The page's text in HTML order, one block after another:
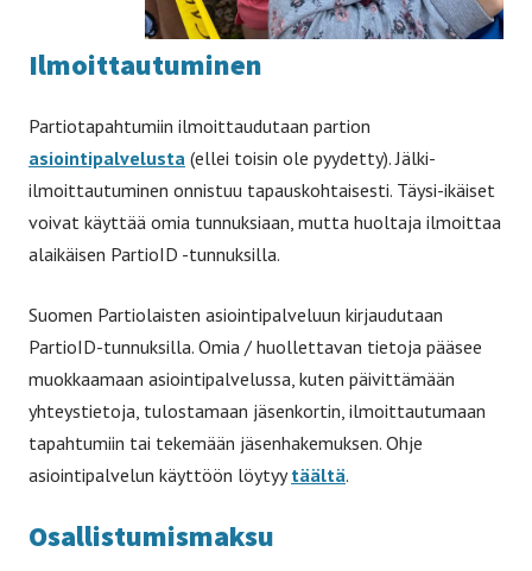
Ilmoittautuminen
Partiotapahtumiin ilmoittaudutaan partion
asiointipalvelusta (ellei toisin ole pyydetty). Jälki-
ilmoittautuminen onnistuu tapauskohtaisesti. Täysi-ikäiset
voivat käyttää omia tunnuksiaan, mutta huoltaja ilmoittaa
alaikäisen PartioID -tunnuksilla.
Suomen Partiolaisten asiointipalveluun kirjaudutaan
PartioID-tunnuksilla. Omia / huollettavan tietoja pääsee
muokkaamaan asiointipalvelussa, kuten päivittämään
yhteystietoja, tulostamaan jäsenkortin, ilmoittautumaan
tapahtumiin tai tekemään jäsenhakemuksen. Ohje
asiointipalvelun käyttöön löytyytäältä.
Osallistumismaksu